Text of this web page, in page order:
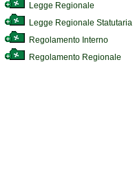
Legge Regionale
Legge Regionale Statutaria
Regolamento Interno
Regolamento Regionale